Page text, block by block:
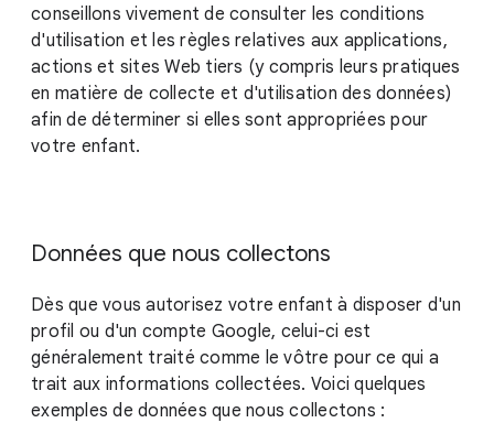
conseillons vivement de consulter les conditions
d'utilisation et les règles relatives aux applications,
actions et sites Web tiers (y compris leurs pratiques
en matière de collecte et d'utilisation des données)
afin de déterminer si elles sont appropriées pour
votre enfant.
Données que nous collectons
Dès que vous autorisez votre enfant à disposer d'un
profil ou d'un compte Google, celui-ci est
généralement traité comme le vôtre pour ce qui a
trait aux informations collectées. Voici quelques
exemples de données que nous collectons :